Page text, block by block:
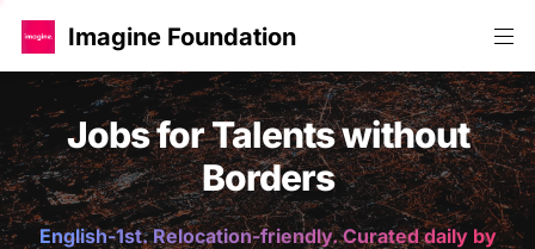
Imagine Foundation
Jobs for Talents without
Borders
English-1st. Relocation-friendly. Curated daily by